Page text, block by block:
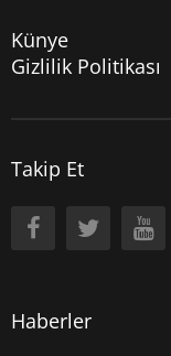
Künye
Gizlilik Politikası
Takip Et
Haberler